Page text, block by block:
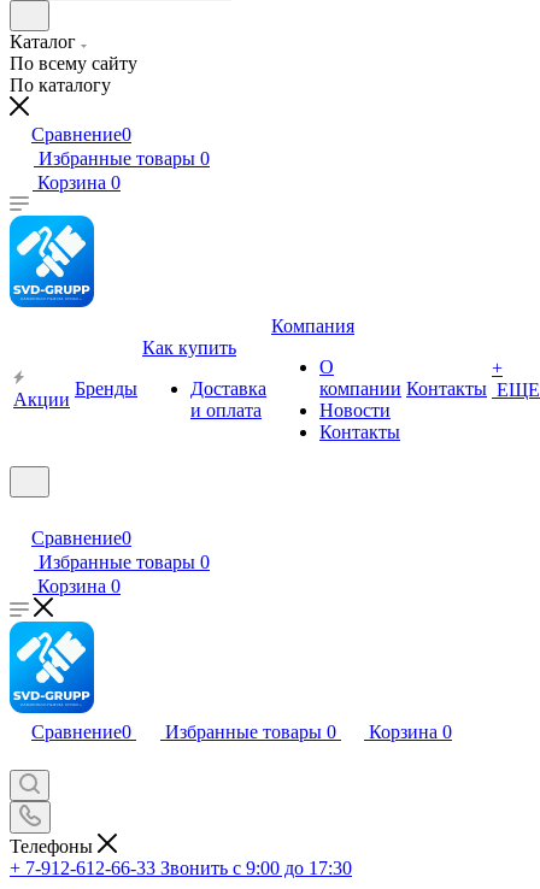
Каталог
По всему сайту
По каталогу
Сравнение0
Избранные товары 0
Корзина 0
Акции
Бренды
Как купить
Доставка
и оплата
Компания
О
компании
Новости
Контакты
Контакты
+
ЕЩЕ
Сравнение0
Избранные товары 0
Корзина 0
Сравнение0 Избранные товары 0 Корзина 0
Телефоны
+ 7-912-612-66-33 Звонить с 9:00 до 17:30